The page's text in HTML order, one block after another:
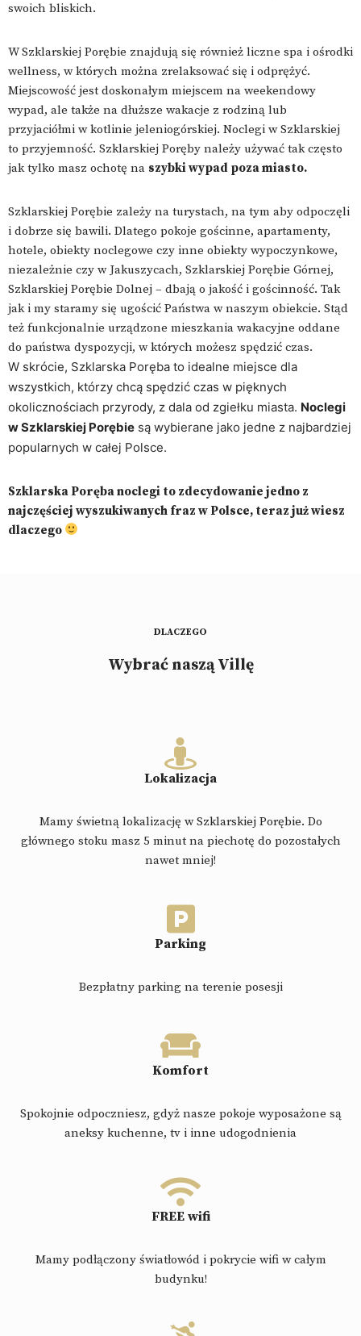
swoich bliskich.
W Szklarskiej Porębie znajdują się również liczne spa i ośrodki
wellness, w których można zrelaksować się i odprężyć.
Miejscowość jest doskonałym miejscem na weekendowy
wypad, ale także na dłuższe wakacje z rodziną lub
przyjaciółmi w kotlinie jeleniogórskiej. Noclegi w Szklarskiej
to przyjemność. Szklarskiej Poręby należy używać tak często
jak tylko masz ochotę na szybki wypad poza miasto.
Szklarskiej Porębie zależy na turystach, na tym aby odpoczęli
i dobrze się bawili. Dlatego pokoje gościnne, apartamenty,
hotele, obiekty noclegowe czy inne obiekty wypoczynkowe,
niezależnie czy w Jakuszycach, Szklarskiej Porębie Górnej,
Szklarskiej Porębie Dolnej – dbają o jakość i gościnność. Tak
jak i my staramy się ugościć Państwa w naszym obiekcie. Stąd
też funkcjonalnie urządzone mieszkania wakacyjne oddane
do państwa dyspozycji, w których możesz spędzić czas.
W skrócie, Szklarska Poręba to idealne miejsce dla
wszystkich, którzy chcą spędzić czas w pięknych
okolicznościach przyrody, z dala od zgiełku miasta. Noclegi
w Szklarskiej Porębie są wybierane jako jedne z najbardziej
popularnych w całej Polsce.
Szklarska Poręba noclegi to zdecydowanie jedno z
najczęściej wyszukiwanych fraz w Polsce, teraz już wiesz
dlaczego
DLACZEGO
Wybrać naszą Villę
Lokalizacja
Mamy świetną lokalizację w Szklarskiej Porębie. Do
głównego stoku masz 5 minut na piechotę do pozostałych
nawet mniej!
Parking
Bezpłatny parking na terenie posesji
Komfort
Spokojnie odpoczniesz, gdyż nasze pokoje wyposażone są
aneksy kuchenne, tv i inne udogodnienia
FREE wifi
Mamy podłączony światłowód i pokrycie wifi w całym
budynku!